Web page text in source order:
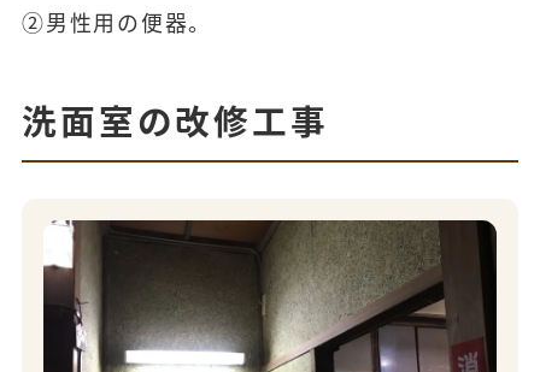
②男性用の便器。
洗面室の改修工事